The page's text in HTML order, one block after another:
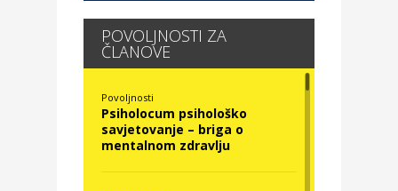
POVOLJNOSTI ZA
ČLANOVE
Povoljnosti
Psiholocum psihološko
savjetovanje – briga o
mentalnom zdravlju